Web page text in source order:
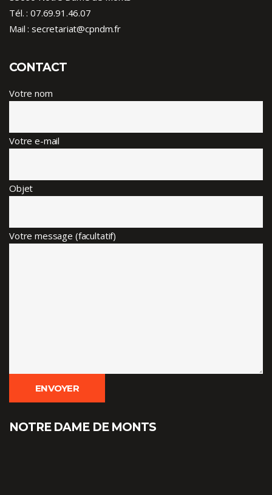
Tél. : 07.69.91.46.07
Mail : secretariat@cpndm.fr
CONTACT
Votre nom
Votre e-mail
Objet
Votre message (facultatif)
NOTRE DAME DE MONTS